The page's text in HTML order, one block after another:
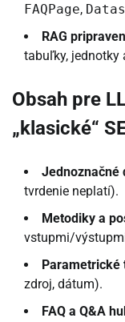
FAQPage,
RAG
tabuľky, jednotky
Obsah pre
„klasické“
Jednoznačné
tvrdenie neplatí).
Metodiky a
vstupmi/
Parametrické
zdroj, dátum).
FAQ a Q&A